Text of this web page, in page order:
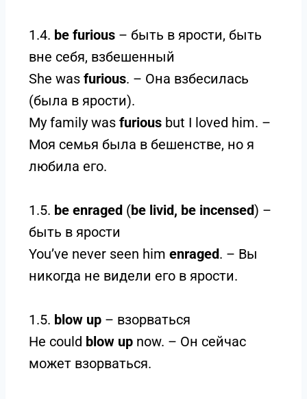
1.4. be furious – быть в ярости, быть
вне себя, взбешенный
She was furious. – Она взбесилась
(была в ярости).
My family was furious but I loved him. –
Моя семья была в бешенстве, но я
любила его.
1.5. be enraged (be livid, be incensed) –
быть в ярости
You’ve never seen him enraged. – Вы
никогда не видели его в ярости.
1.5. blow up – взорваться
He could blow up now. – Он сейчас
может взорваться.